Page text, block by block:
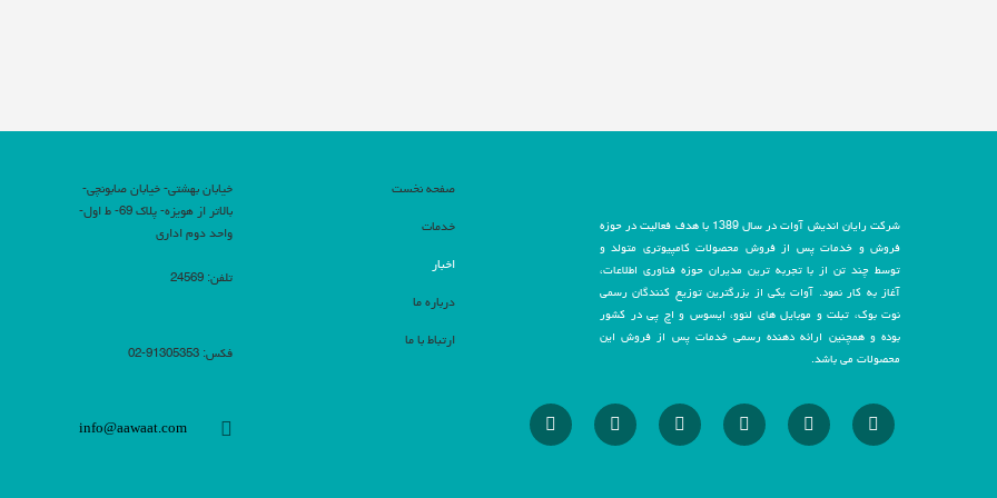
شرکت رایان اندیش آوات در سال 1389 با هدف فعالیت در حوزه
فروش و خدمات پس از فروش محصولات کامپیوتری متولد و
توسط چند تن از با تجربه ترین مدیران حوزه فناوری اطلاعات،
آغاز به کار نمود. آوات یکی از بزرگترین توزیع کنندگان رسمی
نوت بوک، تبلت و موبایل های لنوو، ایسوس و اچ پی در کشور
بوده و همچنین ارائه دهنده رسمی خدمات پس از فروش این
محصولات می باشد.
صفحه نخست
خدمات
اخبار
درباره ما
ارتباط با ما
خیابان بهشتی- خیابان صابونچی-
بالاتر از هویزه- پلاک 69- ط اول-
واحد دوم اداری
تلفن: 24569
فکس: 91305353-02
info@aawaat.com